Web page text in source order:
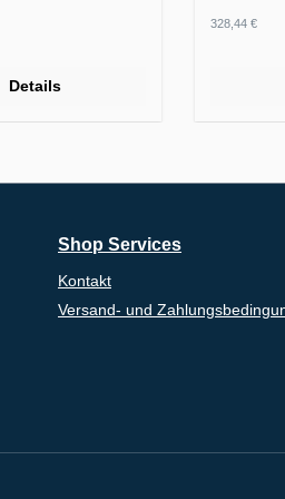
Details
328,44 €
Shop Services
Kontakt
Versand- und